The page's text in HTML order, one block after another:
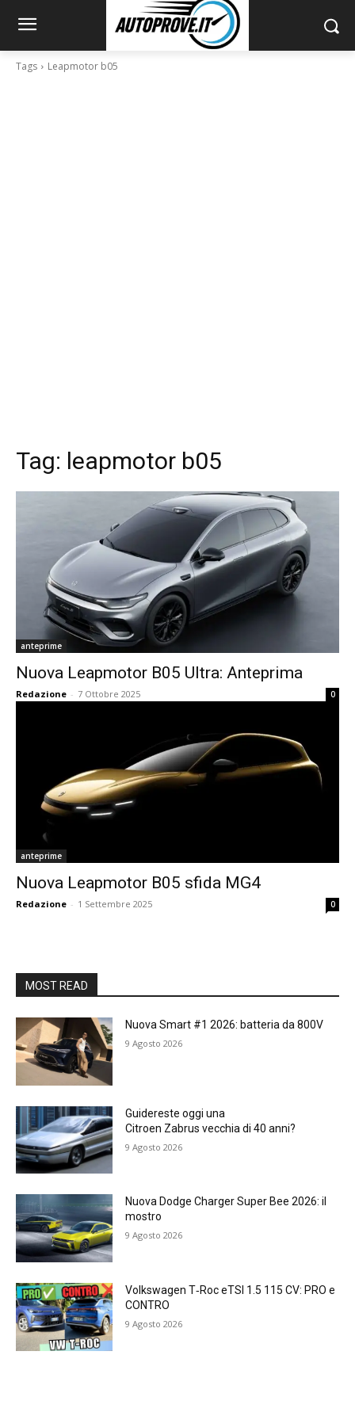
Tags Leapmotor b05
Tag: leapmotor b05
anteprime
Nuova Leapmotor B05 Ultra: Anteprima
Redazione - 7 Ottobre 2025 0
anteprime
Nuova Leapmotor B05 sfida MG4
Redazione - 1 Settembre 2025 0
MOST READ
Nuova Smart #1 2026: batteria da 800V
9 Agosto 2026
Guidereste oggi una
Citroen Zabrus vecchia di 40 anni?
9 Agosto 2026
Nuova Dodge Charger Super Bee 2026: il
mostro
9 Agosto 2026
Volkswagen T‑Roc eTSI 1.5 115 CV: PRO e
CONTRO
9 Agosto 2026